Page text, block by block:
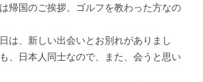
帰国のご挨拶。ゴルフを教わった方なの
は、新しい出会いとお別れがありまし
、日本人同士なので、また、会うと思い